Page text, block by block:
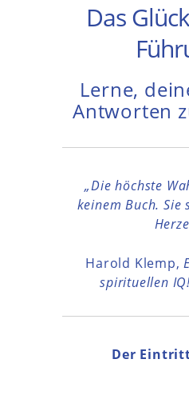
Das
Lerne,
Antworten
„Die höchste
keinem Buch. Sie
Harold Klemp,
spirituellen
Der